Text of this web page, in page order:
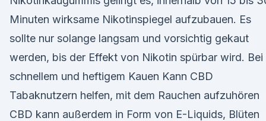
Minuten wirksame Nikotinspiegel aufzubauen. Es
sollte nur solange langsam und vorsichtig gekaut
werden, bis der Effekt von Nikotin spürbar wird. Bei
schnellem und heftigem Kauen Kann CBD
Tabaknutzern helfen, mit dem Rauchen aufzuhören
CBD kann außerdem in Form von E-Liquids, Blüten